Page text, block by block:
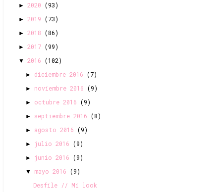
► 2020 (93)
► 2019 (73)
► 2018 (86)
► 2017 (99)
▼ 2016 (102)
► diciembre 2016 (7)
► noviembre 2016 (9)
► octubre 2016 (9)
► septiembre 2016 (8)
► agosto 2016 (9)
► julio 2016 (9)
► junio 2016 (9)
▼ mayo 2016 (9)
Desfile // Mi look